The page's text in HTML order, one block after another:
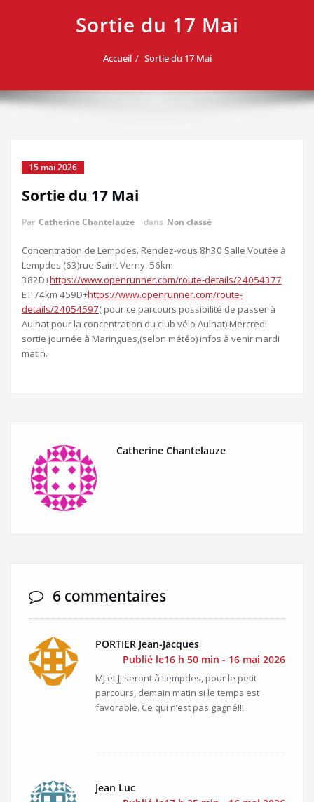
Sortie du 17 Mai
Accueil Sortie du 17 Mai
15 mai 2026
Sortie du 17 Mai
Par Catherine Chantelauze dans Non classé
Concentration de Lempdes. Rendez-vous 8h30 Salle Voutée à
Lempdes (63)rue Saint Verny. 56km
382D+https://www.openrunner.com/route-details/24054377
ET 74km 459D+https://www.openrunner.com/route-
details/24054597( pour ce parcours possibilité de passer à
Aulnat pour la concentration du club vélo Aulnat) Mercredi
sortie journée à Maringues,(selon météo) infos à venir mardi
matin.
Catherine Chantelauze
6 commentaires
PORTIER Jean-Jacques
Publié le16 h 50 min - 16 mai 2026
MJ et JJ seront à Lempdes, pour le petit
parcours, demain matin si le temps est
favorable. Ce qui n’est pas gagné!!!
Jean Luc